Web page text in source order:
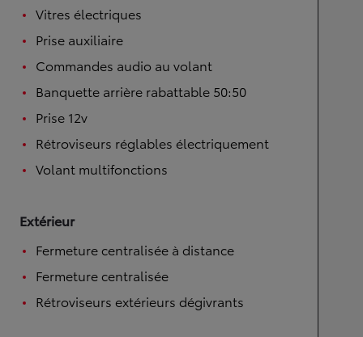
Vitres électriques
Prise auxiliaire
Commandes audio au volant
Banquette arrière rabattable 50:50
Prise 12v
Rétroviseurs réglables électriquement
Volant multifonctions
Extérieur
Fermeture centralisée à distance
Fermeture centralisée
Rétroviseurs extérieurs dégivrants